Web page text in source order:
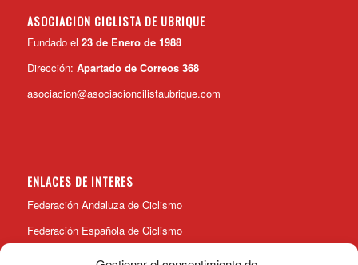
ASOCIACION CICLISTA DE UBRIQUE
Fundado el 23 de Enero de 1988
Dirección: Apartado de Correos 368
asociacion@asociacioncilistaubrique.com
ENLACES DE INTERES
Federación Andaluza de Ciclismo
Federación Española de Ciclismo